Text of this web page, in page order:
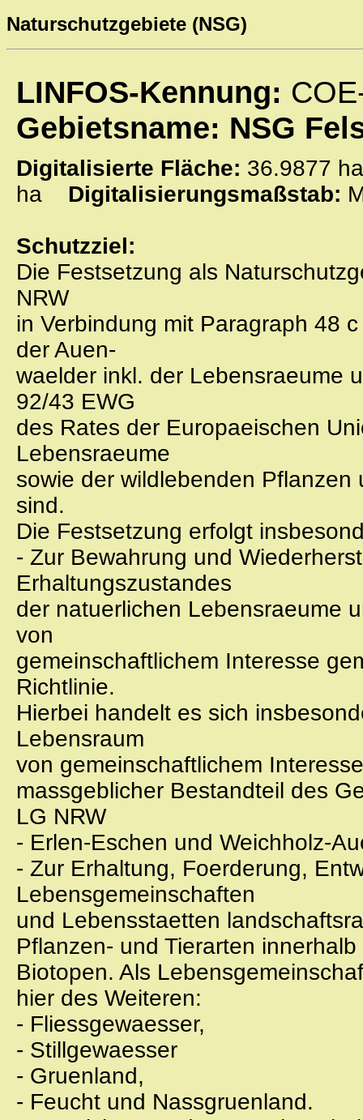
Naturschutzgebiete (NSG)
LINFOS-Kennung:
Gebietsname: NSG
Digitalisierte Fläche: 36.9877
ha Digitalisierungsmaßstab:
Schutzziel:
Die Festsetzung als
NRW
in Verbindung mit Paragraph 48
der Auen-
waelder inkl. der Lebensraeume
92/43 EWG
des Rates der Europaeischen
Lebensraeume
sowie der wildlebenden Pflanzen
sind.
Die Festsetzung erfolgt
- Zur Bewahrung und
Erhaltungszustandes
der natuerlichen Lebensraeume
von
gemeinschaftlichem Interesse
Richtlinie.
Hierbei handelt es sich
Lebensraum
von gemeinschaftlichem
massgeblicher Bestandteil des
LG NRW
- Erlen-Eschen und Weichholz-
- Zur Erhaltung, Foerderung,
Lebensgemeinschaften
und Lebensstaetten
Pflanzen- und Tierarten
Biotopen. Als
hier des Weiteren:
- Fliessgewaesser,
- Stillgewaesser
- Gruenland,
- Feucht und Nassgruenland.